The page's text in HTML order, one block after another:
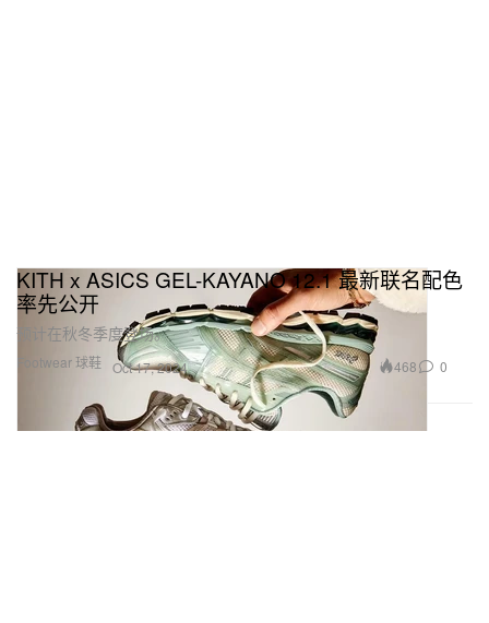
Footwear 球鞋
KITH x ASICS GEL-KAYANO 12.1 最新联名配色
率先公开
预计在秋冬季度登场。
Oct 17, 2024 468 0